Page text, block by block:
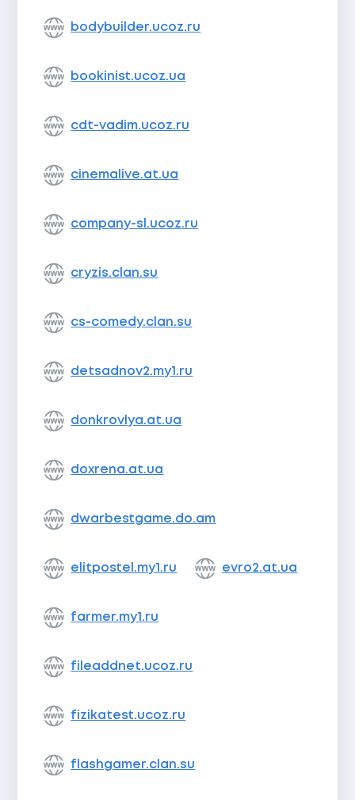
bodybuilder.ucoz.ru
bookinist.ucoz.ua
cdt-vadim.ucoz.ru
cinemalive.at.ua
company-sl.ucoz.ru
cryzis.clan.su
cs-comedy.clan.su
detsadnov2.my1.ru
donkrovlya.at.ua
doxrena.at.ua
dwarbestgame.do.am
elitpostel.my1.ru evro2.at.ua
farmer.my1.ru
fileaddnet.ucoz.ru
fizikatest.ucoz.ru
flashgamer.clan.su